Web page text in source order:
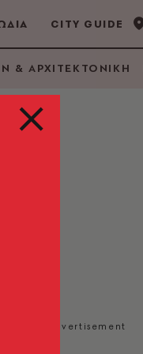
CITY GUIDE
& ΑΡΧΙΤΕΚΤΟΝΙΚΗ